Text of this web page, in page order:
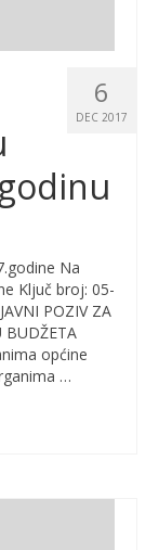
6
DEC 2017
Na
Ključ broj: 05-
POZIV ZA
BUDŽETA
općine
…